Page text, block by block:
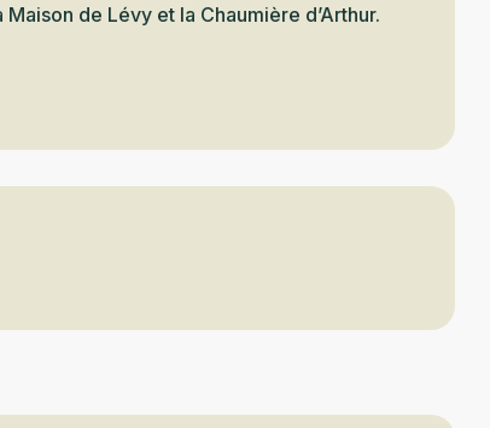
de Lévy et la Chaumière d’Arthur.